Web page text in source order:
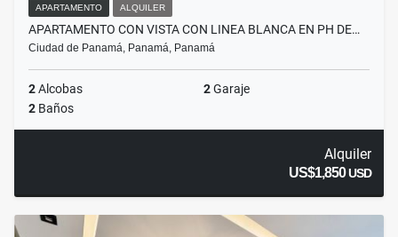
APARTAMENTO ALQUILER
APARTAMENTO CON VISTA CON LINEA BLANCA EN PH DE…
Ciudad de Panamá, Panamá, Panamá
2Alcobas 2Garaje
2 Baños
Alquiler
US$1,850USD